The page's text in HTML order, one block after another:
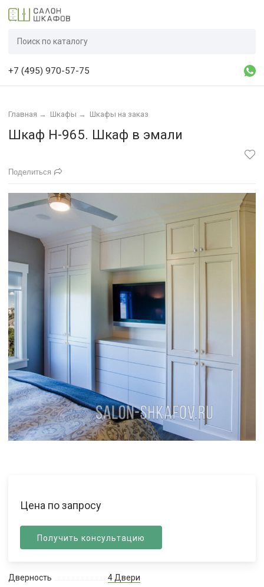
+7 (495) 970-57-75
Главная → Шкафы → Шкафы на заказ
Шкаф Н-965. Шкаф в эмали
Поделиться
Цена по запросу
Получить консультацию
Дверность
4 Двери